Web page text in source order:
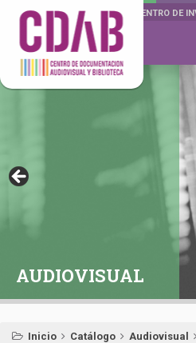
DOCUMENTA DRAMÁTICAS CENTRO DE
AUDIOVISUAL
Inicio Catálogo Audiovisual